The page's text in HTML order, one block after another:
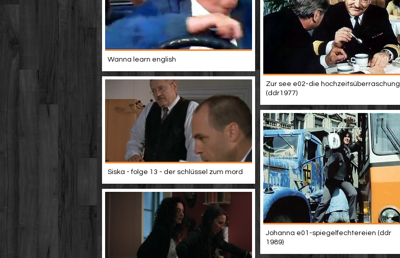
Wanna learn english
Zur see e02-die hochzeitsüberraschung
(ddr1977)
Siska - folge 13 - der schlüssel zum mord
Johanna e01-spiegelfechtereien (ddr
1989)